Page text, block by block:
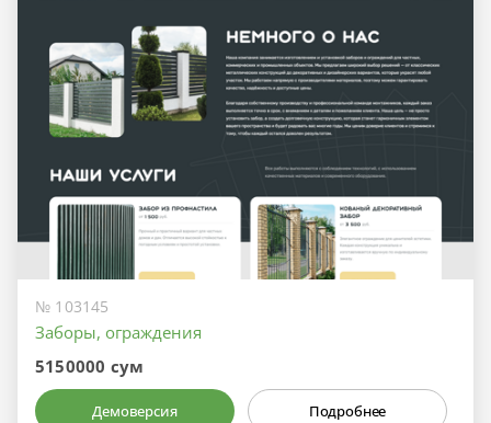
№ 103145
Заборы, ограждения
5150000 сум
Демоверсия Подробнее